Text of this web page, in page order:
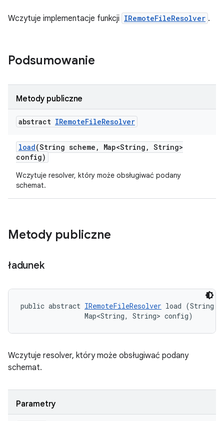
Wczytuje implementacje funkcji IRemoteFileResolver .
Podsumowanie
Metody publiczne
abstract IRemoteFileResolver
load(String scheme , Map<String , String>
config)
Wczytuje resolver, który może obsługiwać podany
schemat.
Metody publiczne
ładunek
public abstract IRemoteFileResolver load (String
                Map<String, String> config)
Wczytuje resolver, który może obsługiwać podany
schemat.
Parametry